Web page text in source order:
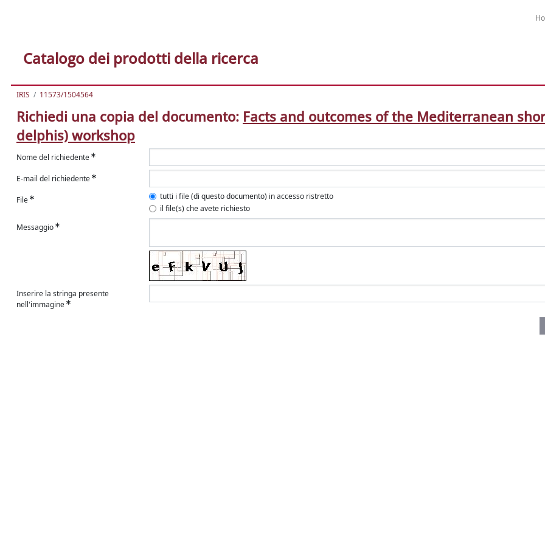
Catalogo dei prodotti della ricerca
IRIS 11573/1504564
Richiedi una copia del documento: Facts and outcomes of the Mediterranean
delphis) workshop
Nome del richiedente
E-mail del richiedente
File
tutti i file (di questo documento) in accesso ristretto
il file(s) che avete richiesto
Messaggio
Inserire la stringa presente
nell'immagine